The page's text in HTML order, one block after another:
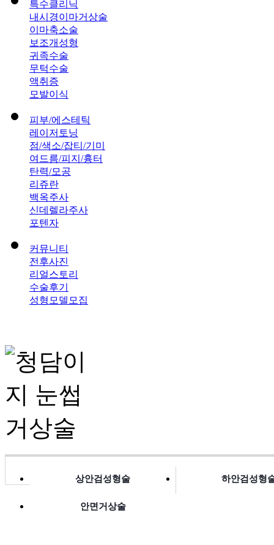
특수클리닉
내시경이마거상술
이마축소술
보조개성형
귀족수술
무턱수술
액취증
모발이식
피부/에스테틱
레이저토닝
점/색소/잡티/기미
여드름/피지/흉터
탄력/모공
리쥬란
백옥주사
신데렐라주사
포텐자
커뮤니티
전후사진
리얼스토리
수술후기
성형모델모집
상안검성형술 하안검성형
안면거상술